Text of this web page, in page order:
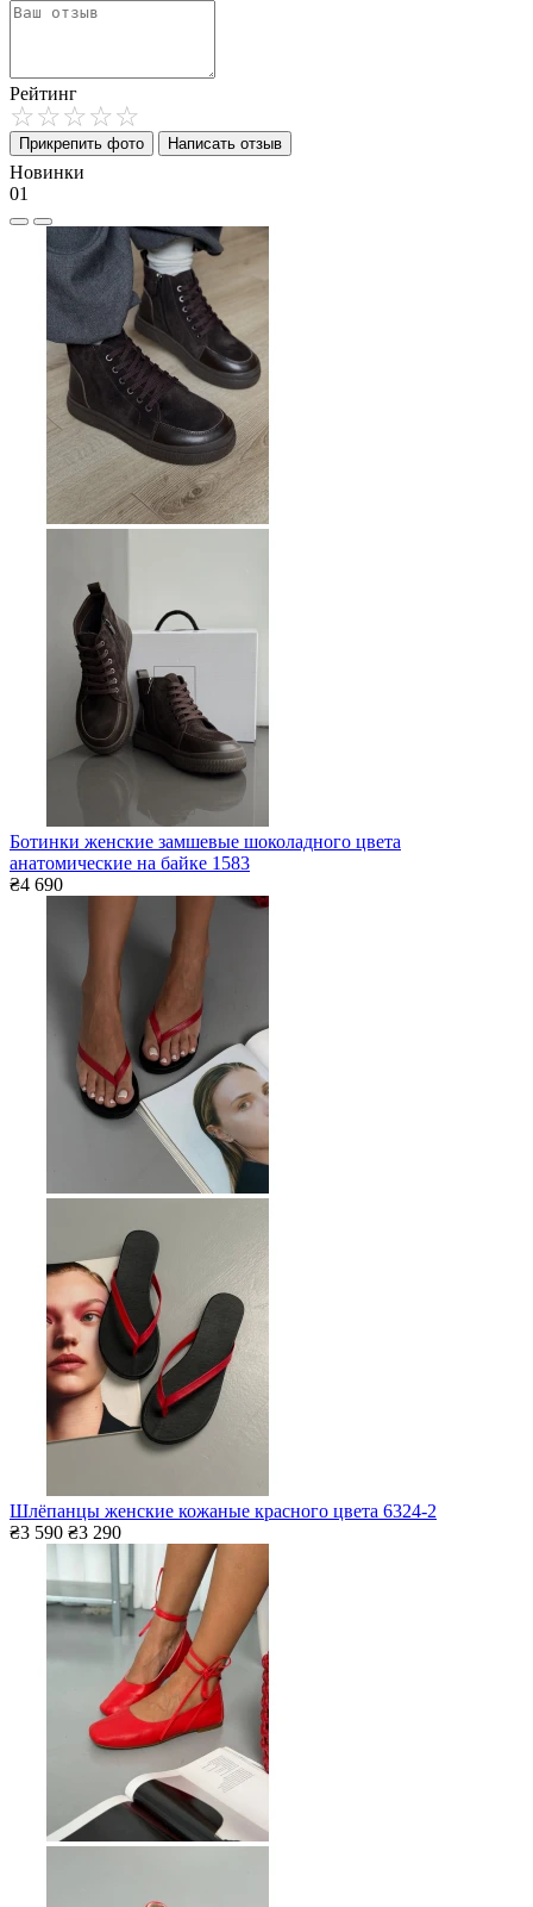
Рейтинг
Прикрепить фото Написать отзыв
Новинки
01
Ботинки женские замшевые шоколадного цвета
анатомические на байке 1583
₴4 690
Шлёпанцы женские кожаные красного цвета 6324-2
₴3 590 ₴3 290